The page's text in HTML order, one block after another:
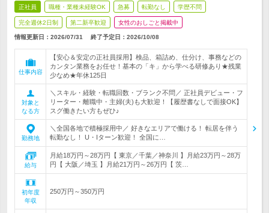
正社員 職種・業種未経験OK 急募 転勤なし 学歴不問
完全週休2日制 第二新卒歓迎 女性のおしごと掲載中
情報更新日：2026/07/31 終了予定日： 2026/10/08
仕事内容
【安心＆安定の正社員採用】検品、箱詰め、仕分け、事務などの
カンタン業務をお任せ！基本の「キ」から学べる研修あり★残業
少なめ★年休125日
対象と
なる方
＼スキル・経験・転職回数・ブランク不問／ 正社員デビュー・フ
リーター・離職中・主婦(夫)も大歓迎！【履歴書なしで面接OK】
スグ働きたい方もぜひ♪
勤務地
＼全国各地で積極採用中／ 好きなエリアで働ける！ 転居を伴う
転勤なし！ U・Iターン歓迎！ 全国に…
給与
月給18万円～28万円【 東京／千葉／神奈川 】月給23万円～28万
円【 大阪／埼玉 】月給21万円～26万円【 茨…
初年度
年収
250万円～350万円